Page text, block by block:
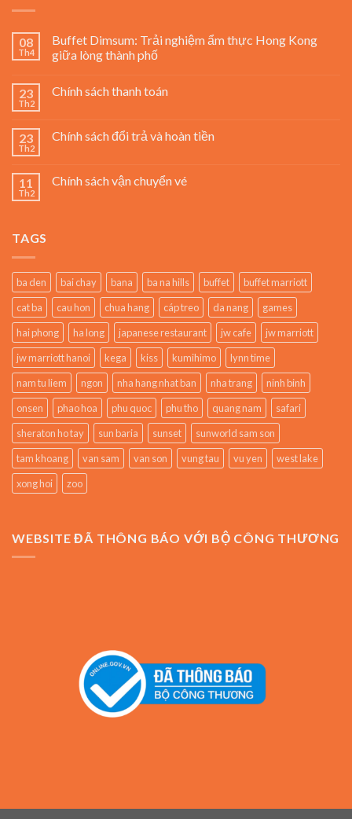
08
Th4
Buffet Dimsum: Trải nghiệm ẩm thực Hong Kong
giữa lòng thành phố
23
Th2
Chính sách thanh toán
23
Th2
Chính sách đổi trả và hoàn tiền
11
Th2
Chính sách vận chuyển vé
TAGS
ba den bai chay bana ba na hills buffet
buffet marriott
cat ba
cau hon chua hang cáp treo da nang
games
hai phong
ha long japanese restaurant jw cafe
jw marriott
jw marriott hanoi
kega kiss kumihimo
lynn time
nam tu liem
ngon nha hang nhat ban nha trang
ninh binh
onsen
phao hoa phu quoc phu tho quang nam
safari
sheraton ho tay
sun baria sunset
sunworld sam son
tam khoang
van sam van son vung tau vu yen
west lake
xong hoi
zoo
WEBSITE ĐÃ THÔNG BÁO VỚI BỘ CÔNG THƯƠNG